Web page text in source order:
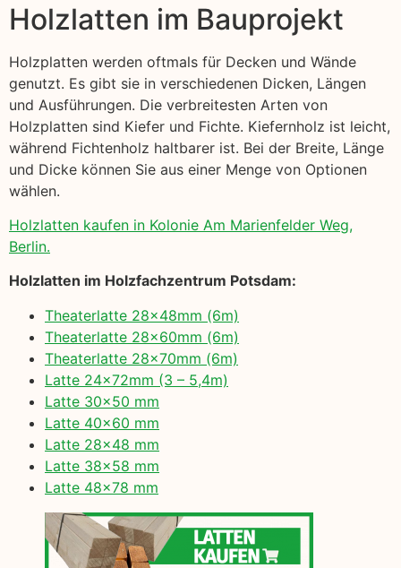
Holzlatten im Bauprojekt
Holzplatten werden oftmals für Decken und Wände
genutzt. Es gibt sie in verschiedenen Dicken, Längen
und Ausführungen. Die verbreitesten Arten von
Holzplatten sind Kiefer und Fichte. Kiefernholz ist leicht,
während Fichtenholz haltbarer ist. Bei der Breite, Länge
und Dicke können Sie aus einer Menge von Optionen
wählen.
Holzlatten kaufen in Kolonie Am Marienfelder Weg,
Berlin.
Holzlatten im Holzfachzentrum Potsdam:
Theaterlatte 28x48mm (6m)
Theaterlatte 28x60mm (6m)
Theaterlatte 28x70mm (6m)
Latte 24x72mm (3 – 5,4m)
Latte 30×50 mm
Latte 40×60 mm
Latte 28×48 mm
Latte 38×58 mm
Latte 48×78 mm